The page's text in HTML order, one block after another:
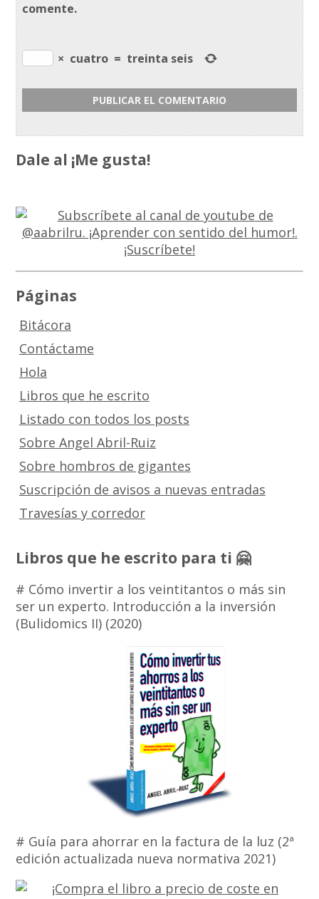
comente.
× cuatro = treinta seis
Dale al ¡Me gusta!
Páginas
Bitácora
Contáctame
Hola
Libros que he escrito
Listado con todos los posts
Sobre Angel Abril-Ruiz
Sobre hombros de gigantes
Suscripción de avisos a nuevas entradas
Travesías y corredor
Libros que he escrito para ti 🤗
# Cómo invertir a los veintitantos o más sin
ser un experto. Introducción a la inversión
(Bulidomics II) (2020)
# Guía para ahorrar en la factura de la luz (2ª
edición actualizada nueva normativa 2021)